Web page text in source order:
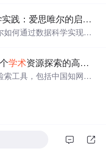
术论文阅读、技术文档翻
内容，助用户提升阅读
尔的启示与中国出版业的未来
如何通过数据科学实现智
字化转型路径与实施建
学术资源探索的高效工具
索工具，包括中国知网、